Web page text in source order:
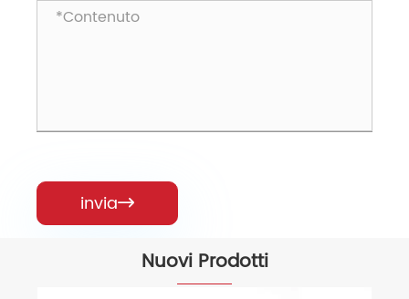
invia
Nuovi Prodotti